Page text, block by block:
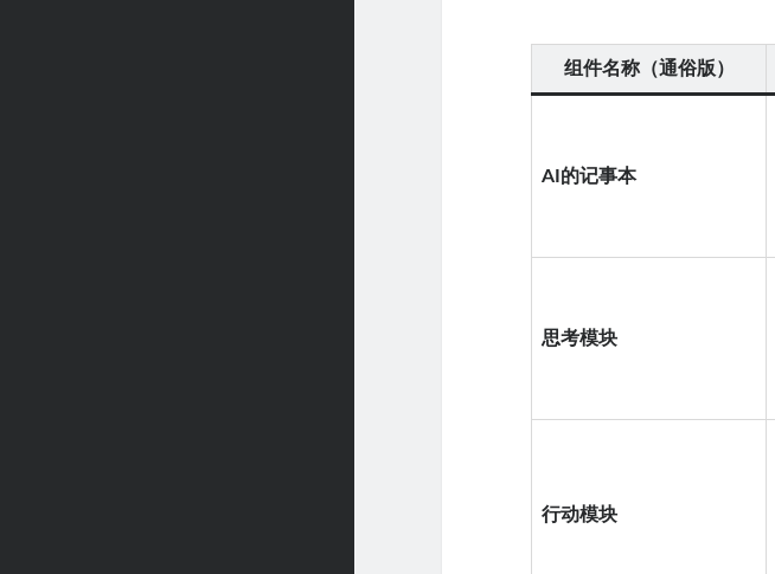
组件名称（通俗版）
AI的记事本
思考模块
行动模块